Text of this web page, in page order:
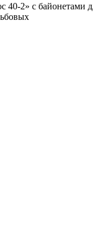
2» с байонетами